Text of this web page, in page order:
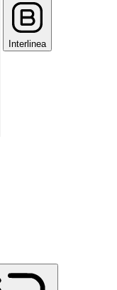
Interlinea